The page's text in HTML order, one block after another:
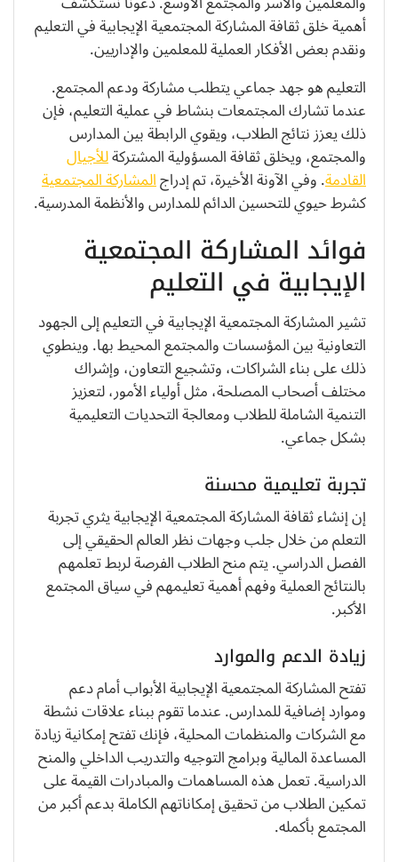
أهمية خلق ثقافة المشاركة المجتمعية الإيجابية في التعليم
ونقدم بعض الأفكار العملية للمعلمين والإداريين.
التعليم هو جهد جماعي يتطلب مشاركة ودعم المجتمع.
عندما تشارك المجتمعات بنشاط في عملية التعليم، فإن
ذلك يعزز نتائج الطلاب، ويقوي الرابطة بين المدارس
والمجتمع، ويخلق ثقافة المسؤولية المشتركةللأجيال
القادمة. وفي الآونة الأخيرة، تم إدراجالمشاركة المجتمعية
كشرط حيوي للتحسين الدائم للمدارس والأنظمة المدرسية.
فوائد المشاركة المجتمعية
الإيجابية في التعليم
تشير المشاركة المجتمعية الإيجابية في التعليم إلى الجهود
التعاونية بين المؤسسات والمجتمع المحيط بها. وينطوي
ذلك على بناء الشراكات، وتشجيع التعاون، وإشراك
مختلف أصحاب المصلحة، مثل أولياء الأمور، لتعزيز
التنمية الشاملة للطلاب ومعالجة التحديات التعليمية
بشكل جماعي.
تجربة تعليمية محسنة
إن إنشاء ثقافة المشاركة المجتمعية الإيجابية يثري تجربة
التعلم من خلال جلب وجهات نظر العالم الحقيقي إلى
الفصل الدراسي. يتم منح الطلاب الفرصة لربط تعلمهم
بالنتائج العملية وفهم أهمية تعليمهم في سياق المجتمع
الأكبر.
زيادة الدعم والموارد
تفتح المشاركة المجتمعية الإيجابية الأبواب أمام دعم
وموارد إضافية للمدارس. عندما تقوم ببناء علاقات نشطة
مع الشركات والمنظمات المحلية، فإنك تفتح إمكانية زيادة
المساعدة المالية وبرامج التوجيه والتدريب الداخلي والمنح
الدراسية. تعمل هذه المساهمات والمبادرات القيمة على
تمكين الطلاب من تحقيق إمكاناتهم الكاملة بدعم أكبر من
المجتمع بأكمله.